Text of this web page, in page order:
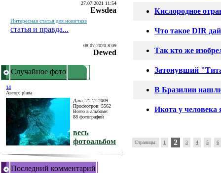
27.07.2021 11:54
Ewsdea
Интересная статья для новичков
статья и правда...
08.07.2020 8:09
Dewed
Случайное фото
14
Автор: plana
Дата: 21.12.2009
Просмотров: 5562
Всего в альбоме:
88 фотографий
весь
фотоальбом
Последний комментарий
Кислородное
Что такое DIR
Так кто же
Затонувший
В Бразилии
Икота у человека
Страницы: 1 2 3 4 5 6